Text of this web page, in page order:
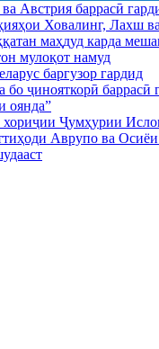
Австрия баррасӣ
Ховалинг, Лахш
маҳдуд карда
мулоқот намуд
баргузор гардид
ҷинояткорӣ баррасӣ
оянда”
хориҷии Ҷумҳурии
Аврупо ва